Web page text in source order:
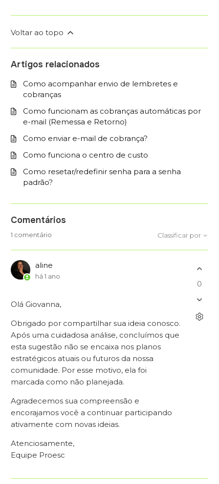
Voltar ao topo
Artigos relacionados
Como acompanhar envio de lembretes e
cobranças
Como funcionam as cobranças automáticas por
e-mail (Remessa e Retorno)
Como enviar e-mail de cobrança?
Como funciona o centro de custo
Como resetar/redefinir senha para a senha
padrão?
Comentários
1 comentário Classificar por
aline
há 1 ano
Olá Giovanna,
Obrigado por compartilhar sua ideia conosco.
Após uma cuidadosa análise, concluímos que
esta sugestão não se encaixa nos planos
estratégicos atuais ou futuros da nossa
comunidade. Por esse motivo, ela foi
marcada como não planejada.
Agradecemos sua compreensão e
encorajamos você a continuar participando
ativamente com novas ideias.
Atenciosamente,
Equipe Proesc
0